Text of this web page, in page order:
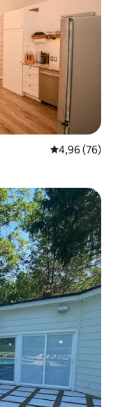
Évaluation
4,96 (76)